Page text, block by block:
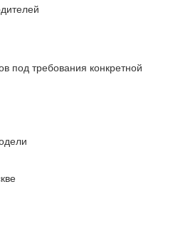
под требования конкретной